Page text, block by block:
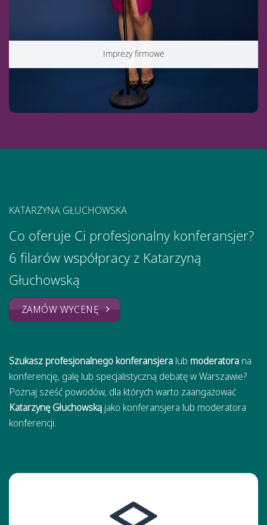
Imprezy firmowe
KATARZYNA GŁUCHOWSKA
Co oferuje Ci profesjonalny konferansjer?
6 filarów współpracy z Katarzyną
Głuchowską
ZAMÓW WYCENĘ
Szukasz profesjonalnego konferansjera lub moderatora na
konferencję, galę lub specjalistyczną debatę w Warszawie?
Poznaj sześć powodów, dla których warto zaangażować
Katarzynę Głuchowską jako konferansjera lub moderatora
konferencji.